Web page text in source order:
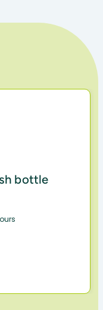
bottle